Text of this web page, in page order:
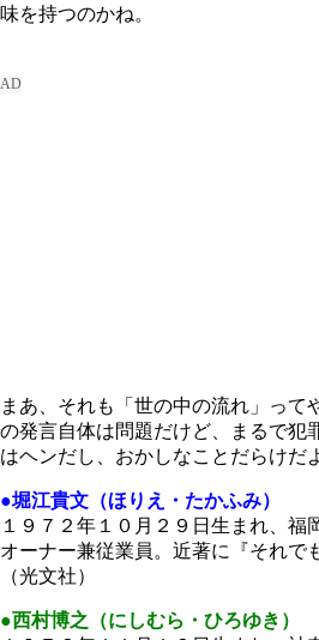
味を持つのかね。
まあ、それも「世の中の流れ」って
の発言自体は問題だけど、まるで犯
はヘンだし、おかしなことだらけだよ
●堀江貴文（ほりえ・たかふみ）
１９７２年１０月２９日生まれ、福
オーナー兼従業員。近著に『それで
（光文社）
●西村博之（にしむら・ひろゆき）